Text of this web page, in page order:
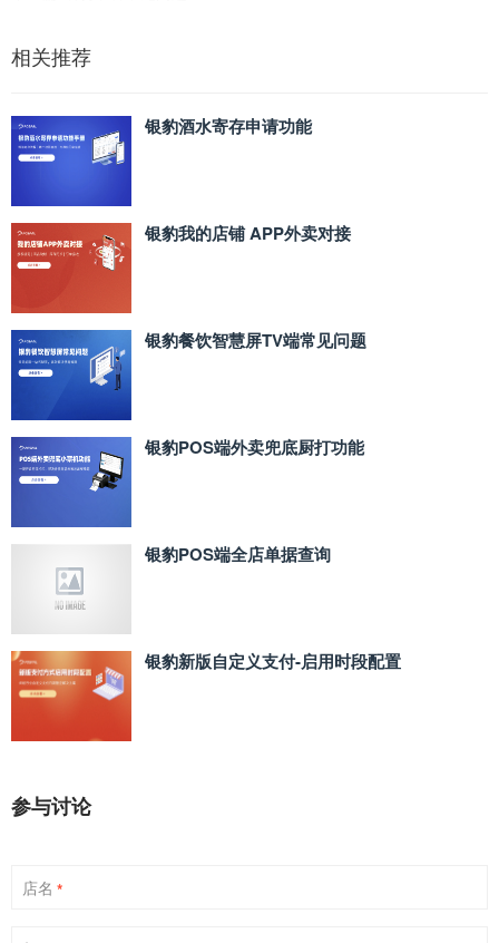
相关推荐
银豹酒水寄存申请功能
银豹我的店铺 APP外卖对接
银豹餐饮智慧屏TV端常见问题
银豹POS端外卖兜底厨打功能
银豹POS端全店单据查询
银豹新版自定义支付‑启用时段配置
参与讨论
店名 *